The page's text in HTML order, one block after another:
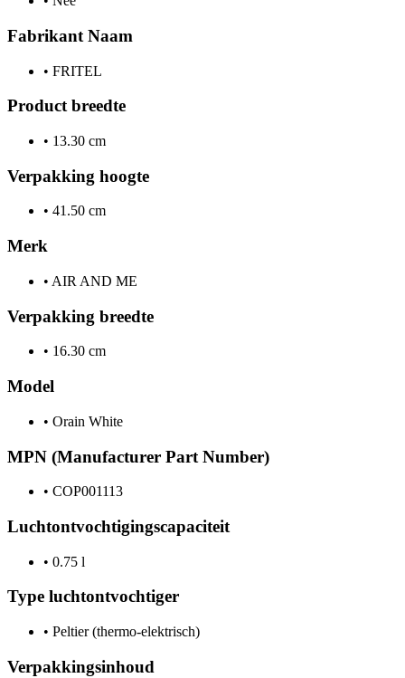
Fabrikant Naam
• FRITEL
Product breedte
• 13.30 cm
Verpakking hoogte
• 41.50 cm
Merk
• AIR AND ME
Verpakking breedte
• 16.30 cm
Model
• Orain White
MPN (Manufacturer Part Number)
• COP001113
Luchtontvochtigingscapaciteit
• 0.75 l
Type luchtontvochtiger
• Peltier (thermo-elektrisch)
Verpakkingsinhoud